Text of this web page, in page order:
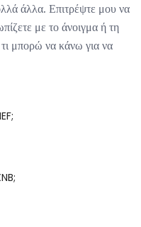
άλλα. Επιτρέψτε μου να
με το άνοιγμα ή τη
μπορώ να κάνω για να